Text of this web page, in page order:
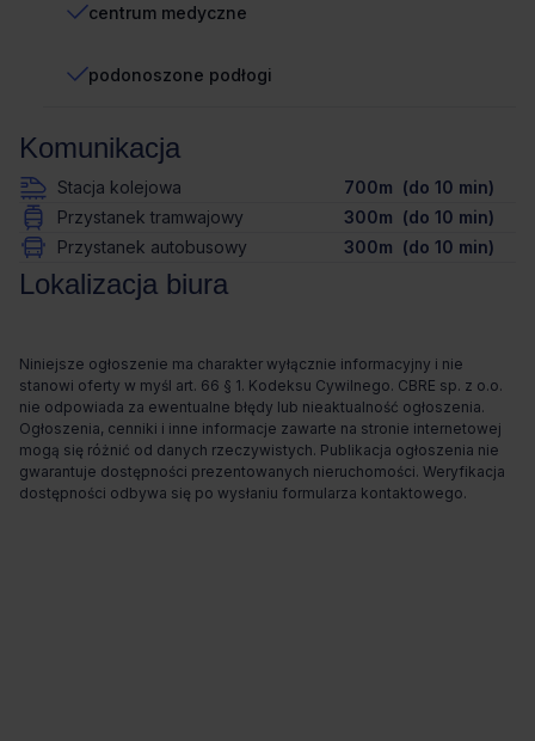
centrum medyczne
podonoszone podłogi
Komunikacja
Stacja kolejowa
700m (do 10 min)
Przystanek tramwajowy
300m (do 10 min)
Przystanek autobusowy
300m (do 10 min)
Lokalizacja biura
Niniejsze ogłoszenie ma charakter wyłącznie informacyjny i nie
stanowi oferty w myśl art. 66 § 1. Kodeksu Cywilnego. CBRE sp. z o.o.
nie odpowiada za ewentualne błędy lub nieaktualność ogłoszenia.
Ogłoszenia, cenniki i inne informacje zawarte na stronie internetowej
mogą się różnić od danych rzeczywistych. Publikacja ogłoszenia nie
gwarantuje dostępności prezentowanych nieruchomości. Weryfikacja
dostępności odbywa się po wysłaniu formularza kontaktowego.